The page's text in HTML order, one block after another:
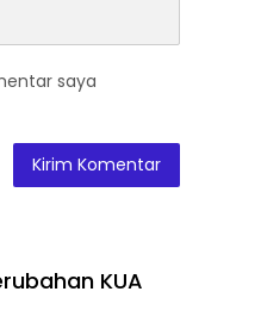
saya
KUA